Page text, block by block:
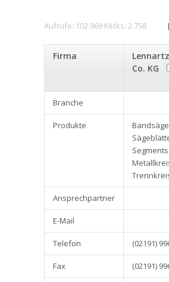
Aufrufe: 102.969 Klicks: 2.758
Firma
Co. KG
Branche
Produkte
Ansprechpartner
E-Mail
Telefon (02191)
Fax (02191)